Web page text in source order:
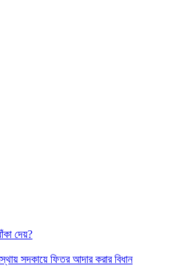
দেয়?
সদকায়ে ফিতর আদার করার বিধান